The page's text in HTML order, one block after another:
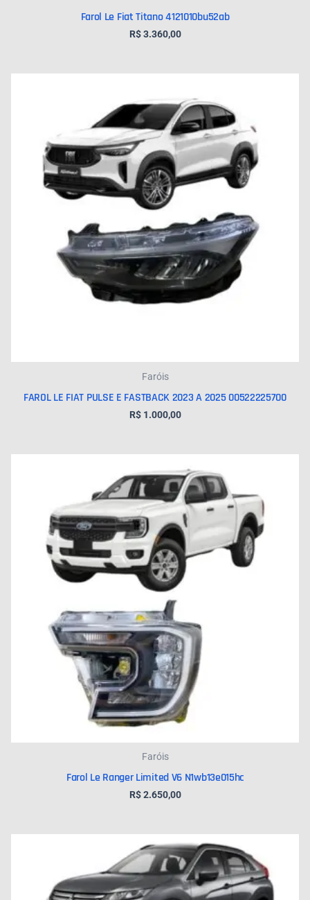
Farol Le Fiat Titano 4121010bu52ab
R$3.360,00
Faróis
FAROL LE FIAT PULSE E FASTBACK 2023 A 2025 00522225700
R$1.000,00
Faróis
Farol Le Ranger Limited V6 N1wb13e015hc
R$2.650,00